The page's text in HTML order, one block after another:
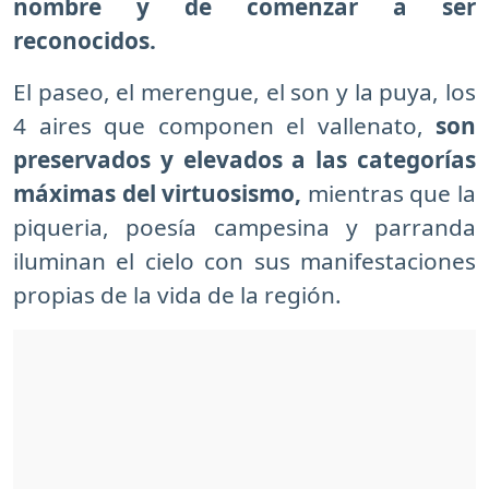
nombre y de comenzar a ser
reconocidos.
El paseo, el merengue, el son y la puya, los
4 aires que componen el vallenato, son
preservados y elevados a las categorías
máximas del virtuosismo, mientras que la
piqueria, poesía campesina y parranda
iluminan el cielo con sus manifestaciones
propias de la vida de la región.